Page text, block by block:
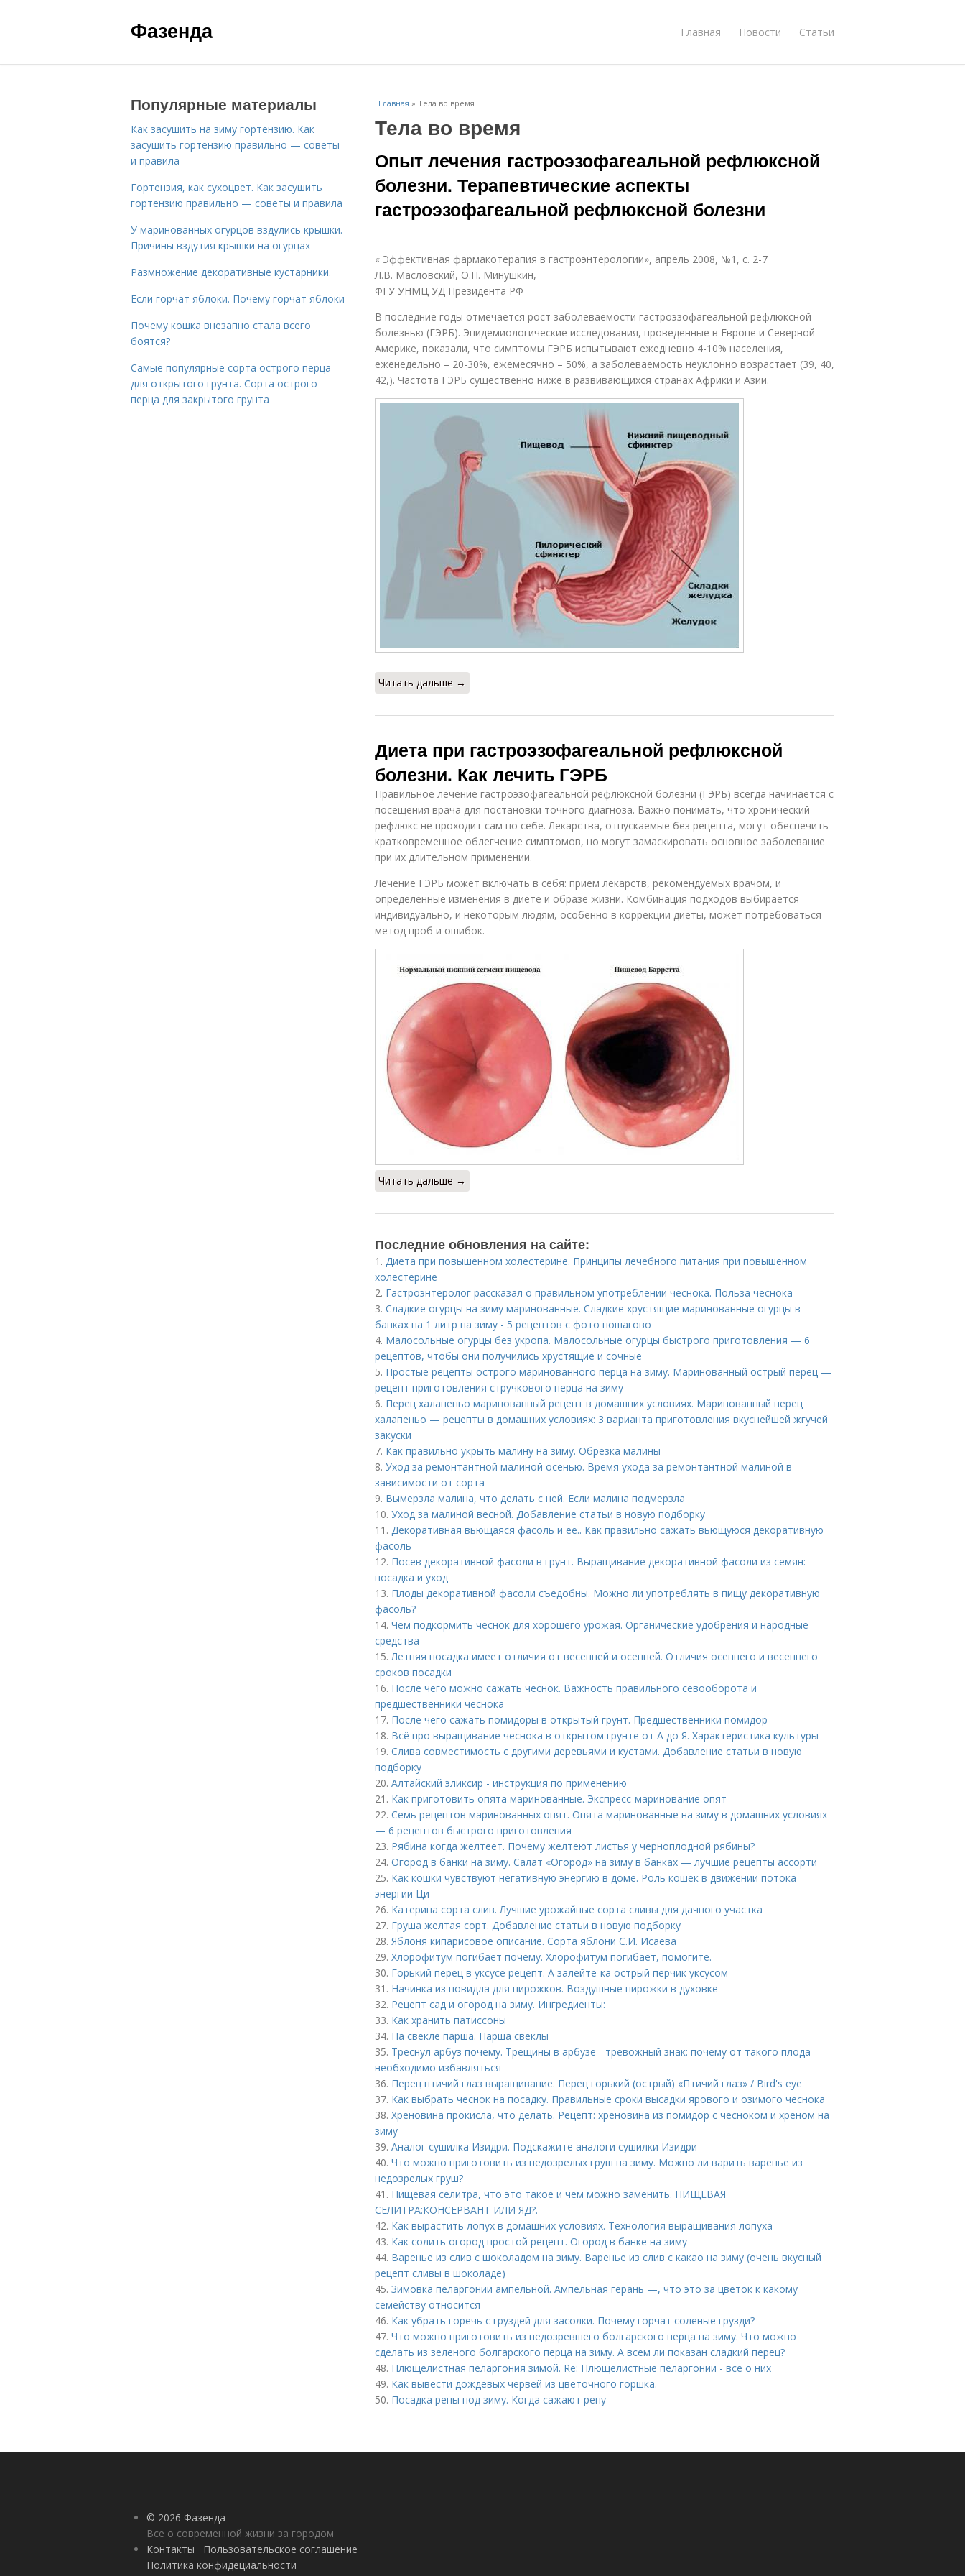
Фазенда Главная Новости Статьи
Главная » Тела во время
Тела во время
Опыт лечения гастроэзофагеальной рефлюксной
болезни. Терапевтические аспекты
гастроэзофагеальной рефлюксной болезни
« Эффективная фармакотерапия в гастроэнтерологии», апрель 2008, №1, с. 2-7
Л.В. Масловский, О.Н. Минушкин,
ФГУ УНМЦ УД Президента РФ
В последние годы отмечается рост заболеваемости гастроэзофагеальной рефлюксной
болезнью (ГЭРБ). Эпидемиологические исследования, проведенные в Европе и Северной
Америке, показали, что симптомы ГЭРБ испытывают ежедневно 4-10% населения,
еженедельно – 20-30%, ежемесячно – 50%, а заболеваемость неуклонно возрастает (39, 40,
42,). Частота ГЭРБ существенно ниже в развивающихся странах Африки и Азии.
Читать дальше →
Диета при гастроэзофагеальной рефлюксной
болезни. Как лечить ГЭРБ
Правильное лечение гастроэзофагеальной рефлюксной болезни (ГЭРБ) всегда начинается с
посещения врача для постановки точного диагноза. Важно понимать, что хронический
рефлюкс не проходит сам по себе. Лекарства, отпускаемые без рецепта, могут обеспечить
кратковременное облегчение симптомов, но могут замаскировать основное заболевание
при их длительном применении.
Лечение ГЭРБ может включать в себя: прием лекарств, рекомендуемых врачом, и
определенные изменения в диете и образе жизни. Комбинация подходов выбирается
индивидуально, и некоторым людям, особенно в коррекции диеты, может потребоваться
метод проб и ошибок.
Читать дальше →
Последние обновления на сайте:
1. Диета при повышенном холестерине. Принципы лечебного питания при повышенном
холестерине
2. Гастроэнтеролог рассказал о правильном употреблении чеснока. Польза чеснока
3. Сладкие огурцы на зиму маринованные. Сладкие хрустящие маринованные огурцы в
банках на 1 литр на зиму - 5 рецептов с фото пошагово
4. Малосольные огурцы без укропа. Малосольные огурцы быстрого приготовления — 6
рецептов, чтобы они получились хрустящие и сочные
5. Простые рецепты острого маринованного перца на зиму. Маринованный острый перец —
рецепт приготовления стручкового перца на зиму
6. Перец халапеньо маринованный рецепт в домашних условиях. Маринованный перец
халапеньо — рецепты в домашних условиях: 3 варианта приготовления вкуснейшей жгучей
закуски
7. Как правильно укрыть малину на зиму. Обрезка малины
8. Уход за ремонтантной малиной осенью. Время ухода за ремонтантной малиной в
зависимости от сорта
9. Вымерзла малина, что делать с ней. Если малина подмерзла
10. Уход за малиной весной. Добавление статьи в новую подборку
11. Декоративная вьющаяся фасоль и её.. Как правильно сажать вьющуюся декоративную
фасоль
12. Посев декоративной фасоли в грунт. Выращивание декоративной фасоли из семян:
посадка и уход
13. Плоды декоративной фасоли съедобны. Можно ли употреблять в пищу декоративную
фасоль?
14. Чем подкормить чеснок для хорошего урожая. Органические удобрения и народные
средства
15.Летняя посадка имеет отличия от весенней и осенней. Отличия осеннего и весеннего
сроков посадки
16. После чего можно сажать чеснок. Важность правильного севооборота и
предшественники чеснока
17. После чего сажать помидоры в открытый грунт. Предшественники помидор
18. Всё про выращивание чеснока в открытом грунте от А до Я. Характеристика культуры
19. Слива совместимость с другими деревьями и кустами. Добавление статьи в новую
подборку
20. Алтайский эликсир - инструкция по применению
21. Как приготовить опята маринованные. Экспресс-маринование опят
22. Семь рецептов маринованных опят. Опята маринованные на зиму в домашних условиях
— 6 рецептов быстрого приготовления
23. Рябина когда желтеет. Почему желтеют листья у черноплодной рябины?
24. Огород в банки на зиму. Салат «Огород» на зиму в банках — лучшие рецепты ассорти
25. Как кошки чувствуют негативную энергию в доме. Роль кошек в движении потока
энергии Ци
26. Катерина сорта слив. Лучшие урожайные сорта сливы для дачного участка
27. Груша желтая сорт. Добавление статьи в новую подборку
28. Яблоня кипарисовое описание. Сорта яблони С.И. Исаева
29. Хлорофитум погибает почему. Хлорофитум погибает, помогите.
30. Горький перец в уксусе рецепт. А залейте-ка острый перчик уксусом
31. Начинка из повидла для пирожков. Воздушные пирожки в духовке
32. Рецепт сад и огород на зиму. Ингредиенты:
33. Как хранить патиссоны
34. На свекле парша. Парша свеклы
35. Треснул арбуз почему. Трещины в арбузе - тревожный знак: почему от такого плода
необходимо избавляться
36. Перец птичий глаз выращивание. Перец горький (острый) «Птичий глаз» / Bird's eye
37. Как выбрать чеснок на посадку. Правильные сроки высадки ярового и озимого чеснока
38. Хреновина прокисла, что делать. Рецепт: хреновина из помидор с чесноком и хреном на
зиму
39. Аналог сушилка Изидри. Подскажите аналоги сушилки Изидри
40. Что можно приготовить из недозрелых груш на зиму. Можно ли варить варенье из
недозрелых груш?
41. Пищевая селитра, что это такое и чем можно заменить. ПИЩЕВАЯ
СЕЛИТРА:КОНСЕРВАНТ ИЛИ ЯД?.
42. Как вырастить лопух в домашних условиях. Технология выращивания лопуха
43. Как солить огород простой рецепт. Огород в банке на зиму
44. Варенье из слив с шоколадом на зиму. Варенье из слив с какао на зиму (очень вкусный
рецепт сливы в шоколаде)
45. Зимовка пеларгонии ампельной. Ампельная герань —, что это за цветок к какому
семейству относится
46. Как убрать горечь с груздей для засолки. Почему горчат соленые грузди?
47. Что можно приготовить из недозревшего болгарского перца на зиму. Что можно
сделать из зеленого болгарского перца на зиму. А всем ли показан сладкий перец?
48. Плющелистная пеларгония зимой. Re: Плющелистные пеларгонии - всё о них
49. Как вывести дождевых червей из цветочного горшка.
50. Посадка репы под зиму. Когда сажают репу
Популярные материалы
Как засушить на зиму гортензию. Как
засушить гортензию правильно — советы
и правила
Гортензия, как сухоцвет. Как засушить
гортензию правильно — советы и правила
У маринованных огурцов вздулись крышки.
Причины вздутия крышки на огурцах
Размножение декоративные кустарники.
Если горчат яблоки. Почему горчат яблоки
Почему кошка внезапно стала всего
боятся?
Самые популярные сорта острого перца
для открытого грунта. Сорта острого
перца для закрытого грунта
© 2026 Фазенда
Все о современной жизни за городом
Контакты
Пользовательское соглашение
Политика конфидециальности